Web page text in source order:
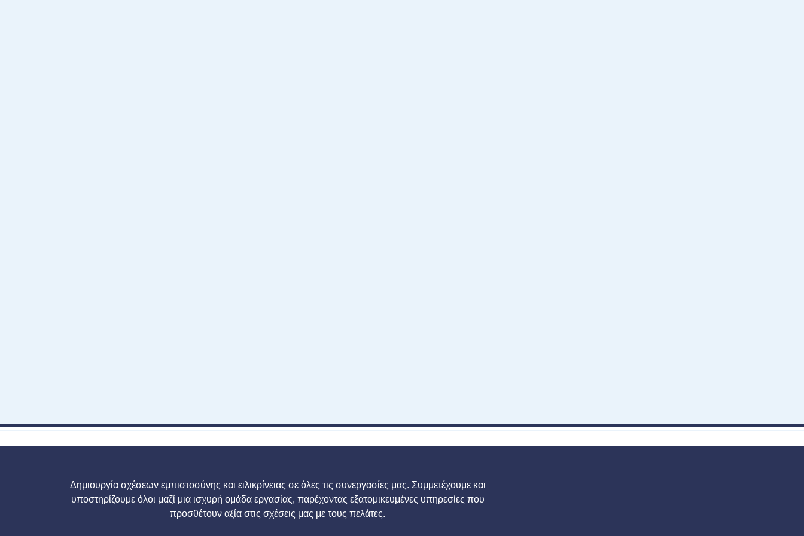
Δημιουργία σχέσεων εμπιστοσύνης και ειλικρίνειας σε όλες τις συνεργασίες μας. Συμμετέχουμε και
υποστηρίζουμε όλοι μαζί μια ισχυρή ομάδα εργασίας, παρέχοντας εξατομικευμένες υπηρεσίες που
προσθέτουν αξία στις σχέσεις μας με τους πελάτες.